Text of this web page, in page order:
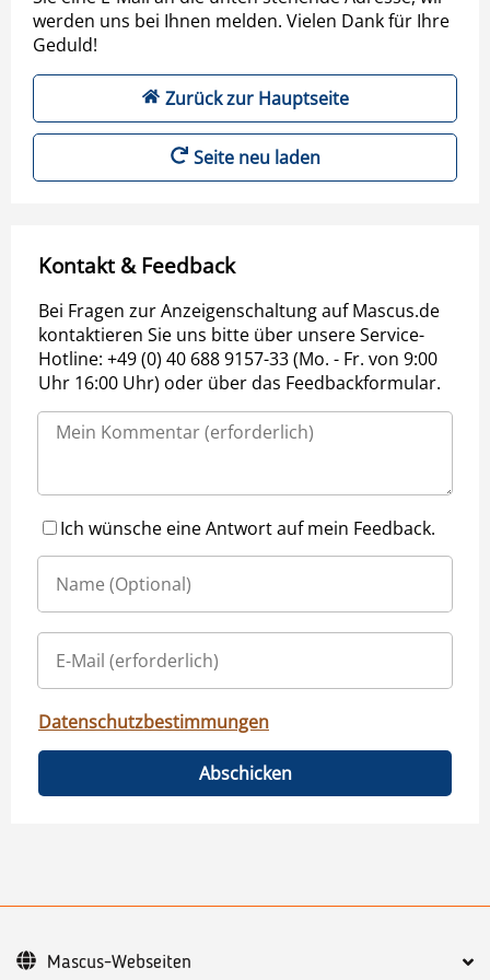
werden uns bei Ihnen melden. Vielen Dank für Ihre
Geduld!
Zurück zur Hauptseite
Seite neu laden
Kontakt & Feedback
Bei Fragen zur Anzeigenschaltung auf Mascus.de
kontaktieren Sie uns bitte über unsere Service-
Hotline: +49 (0) 40 688 9157-33 (Mo. - Fr. von 9:00
Uhr 16:00 Uhr) oder über das Feedbackformular.
Ich wünsche eine Antwort auf mein Feedback.
Datenschutzbestimmungen
Abschicken
Mascus-Webseiten